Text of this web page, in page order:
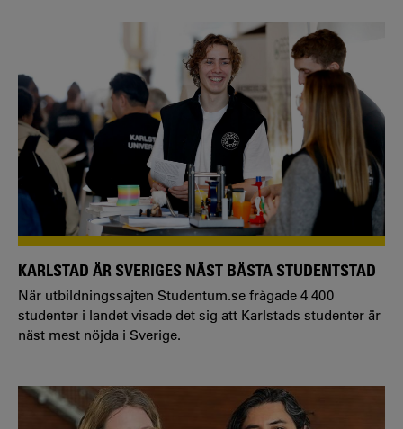
KARLSTAD ÄR SVERIGES NÄST BÄSTA STUDENTSTAD
När utbildningssajten Studentum.se frågade 4 400
studenter i landet visade det sig att Karlstads studenter är
näst mest nöjda i Sverige.